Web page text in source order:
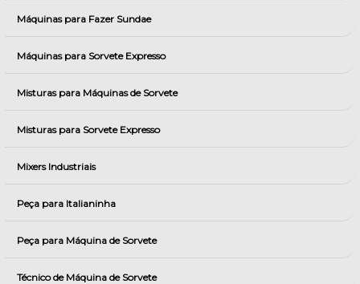
Máquinas para Fazer Sundae
Máquinas para Sorvete Expresso
Misturas para Máquinas de Sorvete
Misturas para Sorvete Expresso
Mixers Industriais
Peça para Italianinha
Peça para Máquina de Sorvete
Técnico de Máquina de Sorvete